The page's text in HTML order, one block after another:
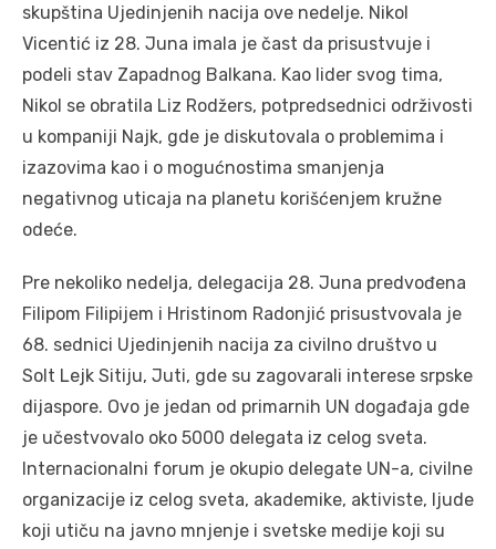
skupština Ujedinjenih nacija ove nedelje. Nikol
Vicentić iz 28. Juna imala je čast da prisustvuje i
podeli stav Zapadnog Balkana. Kao lider svog tima,
Nikol se obratila Liz Rodžers, potpredsednici održivosti
u kompaniji Najk, gde je diskutovala o problemima i
izazovima kao i o mogućnostima smanjenja
negativnog uticaja na planetu korišćenjem kružne
odeće.
Pre nekoliko nedelja, delegacija 28. Juna predvođena
Filipom Filipijem i Hristinom Radonjić prisustvovala je
68. sednici Ujedinjenih nacija za civilno društvo u
Solt Lejk Sitiju, Juti, gde su zagovarali interese srpske
dijaspore. Ovo je jedan od primarnih UN događaja gde
je učestvovalo oko 5000 delegata iz celog sveta.
Internacionalni forum je okupio delegate UN-a, civilne
organizacije iz celog sveta, akademike, aktiviste, ljude
koji utiču na javno mnjenje i svetske medije koji su